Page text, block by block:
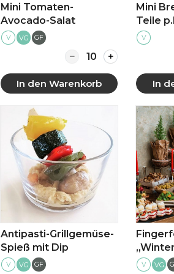
Mehr anzeigen
Mini Tomaten-
Avocado-Salat
V VG GF
Quantity for Mini
In den Warenkorb
Mini
Teile
V
In
Antipasti-Grillgemüse-
Spieß mit Dip
V VG GF V VG